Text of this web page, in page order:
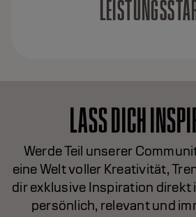
LASS DICH
Werde Teil unserer
eine Welt voller Kreativität,
dir exklusive Inspiration direkt
persönlich, relevant und